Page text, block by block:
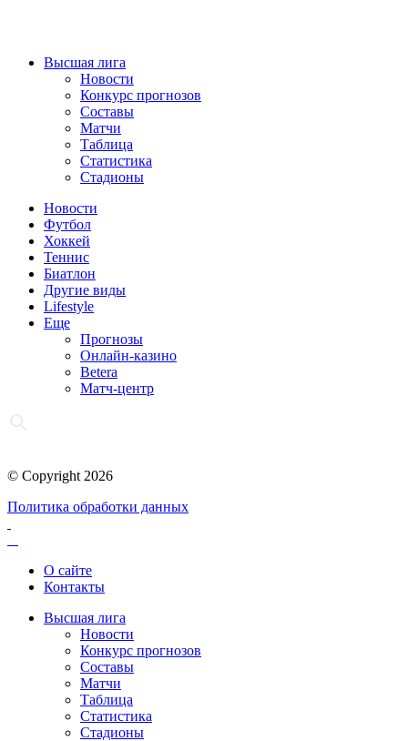
Высшая лига
Новости
Конкурс прогнозов
Составы
Матчи
Таблица
Статистика
Стадионы
Новости
Футбол
Хоккей
Теннис
Биатлон
Другие виды
Lifestyle
Еще
Прогнозы
Онлайн-казино
Betera
Матч-центр
© Copyright 2026
Политика обработки данных
О сайте
Контакты
Высшая лига
Новости
Конкурс прогнозов
Составы
Матчи
Таблица
Статистика
Стадионы